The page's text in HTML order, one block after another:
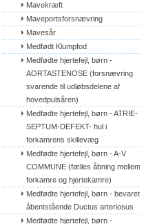
Mavekræft
Maveportsforsnævring
Mavesår
Medfødt Klumpfod
Medfødte hjertefejl, børn -
AORTASTENOSE (forsnævring
svarende til udløbsdelene af
hovedpulsåren)
Medfødte hjertefejl, børn - ATRIE-
SEPTUM-DEFEKT- hul i
forkamrens skillevæg
Medfødte hjertefejl, børn - A-V
COMMUNE (fælles åbning mellem
forkamre og hjertekamre)
Medfødte hjertefejl, børn - bevaret/
åbentstående Ductus arteriosus
Medfødte hjertefejl, børn -